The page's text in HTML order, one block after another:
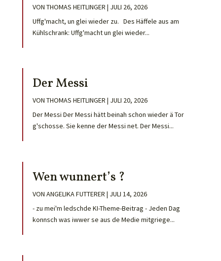
VON THOMAS HEITLINGER | JULI 26, 2026
Uffg'macht, un glei wieder zu. Des Häffele aus am
Kühlschrank: Uffg'macht un glei wieder...
Der Messi
VON THOMAS HEITLINGER | JULI 20, 2026
Der Messi Der Messi hätt beinah schon wieder ä Tor
g'schosse. Sie kenne der Messi net. Der Messi...
Wen wunnert’s ?
VON ANGELIKA FUTTERER | JULI 14, 2026
- zu mei'm ledschde KI-Theme-Beitrag - Jeden Dag
konnsch was iwwer se aus de Medie mitgriege...